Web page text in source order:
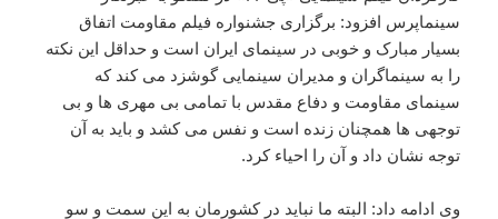
سینماپرس افزود: برگزاری جشنواره فیلم مقاومت اتفاق
بسیار مبارک و خوبی در سینمای ایران است و حداقل این نکته
را به سینماگران و مدیران سینمایی گوشزد می کند که
سینمای مقاومت و دفاع مقدس با تمامی بی مهری ها و بی
توجهی ها همچنان زنده است و نفس می کشد و باید به آن
توجه نشان داد و آن را احیاء کرد.
وی ادامه داد: البته ما نباید در کشورمان به این سمت و سو